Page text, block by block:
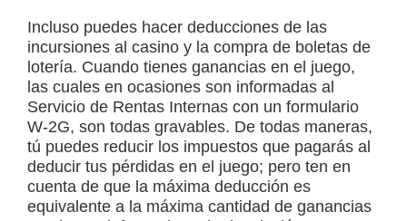
Incluso puedes hacer deducciones de las
incursiones al casino y la compra de boletas de
lotería. Cuando tienes ganancias en el juego,
las cuales en ocasiones son informadas al
Servicio de Rentas Internas con un formulario
W-2G, son todas gravables. De todas maneras,
tú puedes reducir los impuestos que pagarás al
deducir tus pérdidas en el juego; pero ten en
cuenta de que la máxima deducción es
equivalente a la máxima cantidad de ganancias